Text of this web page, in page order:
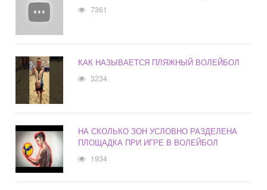
7361
КАК НАЗЫВАЕТСЯ ПЛЯЖНЫЙ ВОЛЕЙБОЛ
3234
НА СКОЛЬКО ЗОН УСЛОВНО РАЗДЕЛЕНА
ПЛОЩАДКА ПРИ ИГРЕ В ВОЛЕЙБОЛ
1934